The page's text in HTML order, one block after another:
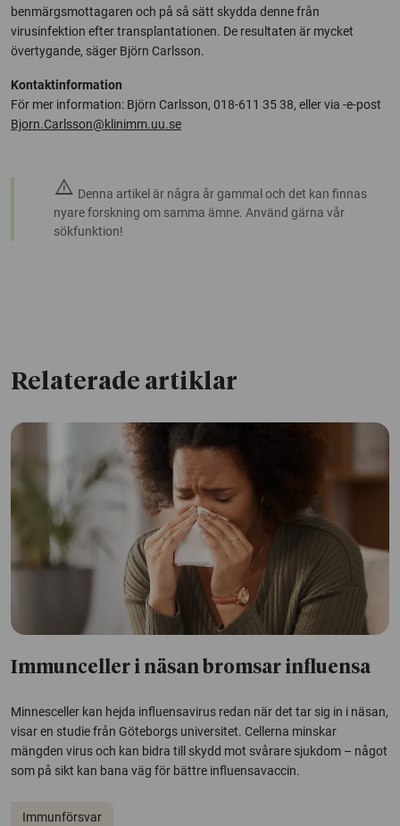
benmärgsmottagaren och på så sätt skydda denne från
virusinfektion efter transplantationen. De resultaten är mycket
övertygande, säger Björn Carlsson.
Kontaktinformation
För mer information: Björn Carlsson, 018-611 35 38, eller via -e-post
Bjorn.Carlsson@klinimm.uu.se
warning Denna artikel är några år gammal och det kan finnas
nyare forskning om samma ämne. Använd gärna vår
sökfunktion!
Relaterade artiklar
Immunceller i näsan bromsar influensa
Minnesceller kan hejda influensavirus redan när det tar sig in i näsan,
visar en studie från Göteborgs universitet. Cellerna minskar
mängden virus och kan bidra till skydd mot svårare sjukdom – något
som på sikt kan bana väg för bättre influensavaccin.
Immunförsvar